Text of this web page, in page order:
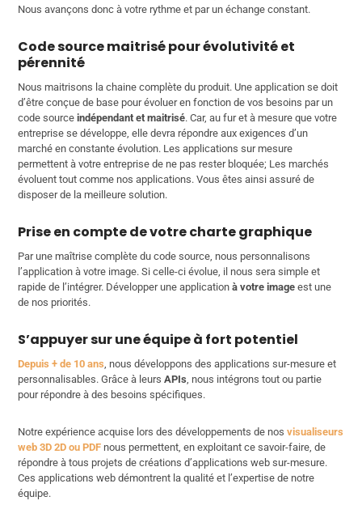
Nous avançons donc à votre rythme et par un échange constant.
Code source maitrisé pour évolutivité et
pérennité
Nous maitrisons la chaine complète du produit. Une application se doit
d’être conçue de base pour évoluer en fonction de vos besoins par un
code sourceindépendant et maitrisé. Car, au fur et à mesure que votre
entreprise se développe, elle devra répondre aux exigences d’un
marché en constante évolution. Les applications sur mesure
permettent à votre entreprise de ne pas rester bloquée; Les marchés
évoluent tout comme nos applications. Vous êtes ainsi assuré de
disposer de la meilleure solution.
Prise en compte de votre charte graphique
Par une maîtrise complète du code source, nous personnalisons
l’application à votre image. Si celle-ci évolue, il nous sera simple et
rapide de l’intégrer. Développer une applicationà votre image est une
de nos priorités.
S’appuyer sur une équipe à fort potentiel
Depuis + de 10 ans , nous développons des applications sur-mesure et
personnalisables. Grâce à leursAPIs , nous intégrons tout ou partie
pour répondre à des besoins spécifiques.
Notre expérience acquise lors des développements de nosvisualiseurs
web 3D 2D ou PDF nous permettent, en exploitant ce savoir-faire, de
répondre à tous projets de créations d’applications web sur-mesure.
Ces applications web démontrent la qualité et l’expertise de notre
équipe.